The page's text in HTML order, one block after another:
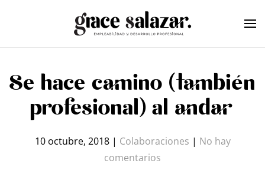
Skip to main content
Se hace camino (también
profesional) al andar
10 octubre, 2018| Colaboraciones | No hay
comentarios